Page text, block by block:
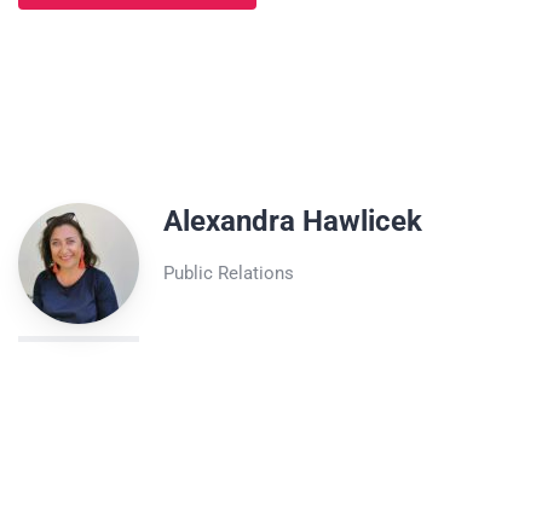
Alexandra Hawlicek
Public Relations